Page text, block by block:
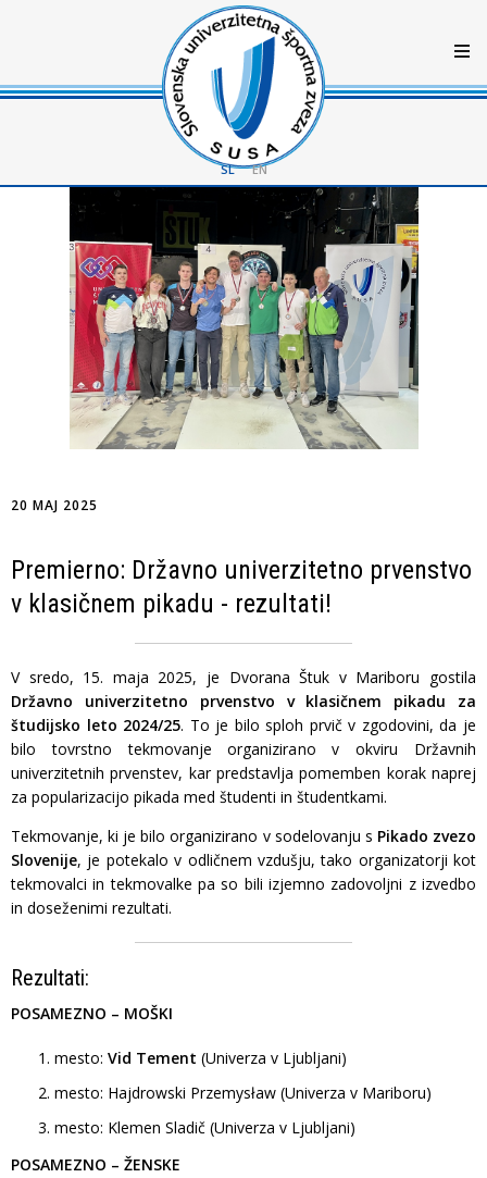
SL EN
20 MAJ 2025
Premierno: Državno univerzitetno prvenstvo
v klasičnem pikadu - rezultati!
V sredo, 15. maja 2025, je Dvorana Štuk v Mariboru gostila
Državno univerzitetno prvenstvo v klasičnem pikadu za
študijsko leto 2024/25. To je bilo sploh prvič v zgodovini, da je
bilo tovrstno tekmovanje organizirano v okviru Državnih
univerzitetnih prvenstev, kar predstavlja pomemben korak naprej
za popularizacijo pikada med študenti in študentkami.
Tekmovanje, ki je bilo organizirano v sodelovanju s Pikado zvezo
Slovenije, je potekalo v odličnem vzdušju, tako organizatorji kot
tekmovalci in tekmovalke pa so bili izjemno zadovoljni z izvedbo
in doseženimi rezultati.
Rezultati:
POSAMEZNO – MOŠKI
mesto: Vid Tement (Univerza v Ljubljani)
mesto: Hajdrowski Przemysław (Univerza v Mariboru)
mesto: Klemen Sladič (Univerza v Ljubljani)
POSAMEZNO – ŽENSKE